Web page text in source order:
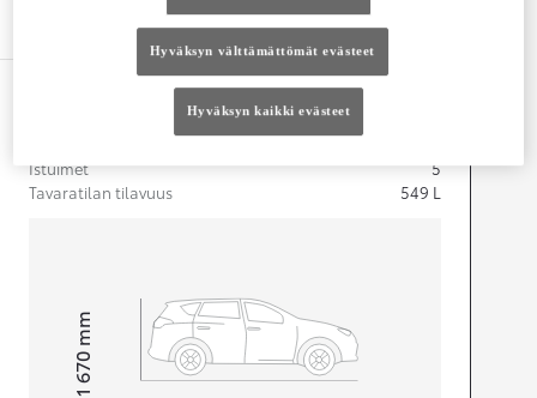
Tekniset tiedot
Istuimet
5
Tavaratilan tilavuus
549 L
Korkeus1 670
mm
Hyväksyn välttämättömät evästeet
Hyväksyn kaikki evästeet